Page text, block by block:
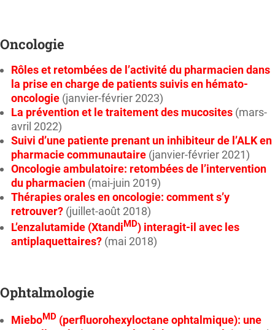
Oncologie
Rôles et retombées de l’activité du pharmacien dans
la prise en charge de patients suivis en hémato-
oncologie (janvier-février 2023)
La prévention et le traitement des mucosites (mars-
avril 2022)
Suivi d’une patiente prenant un inhibiteur de l’ALK en
pharmacie communautaire (janvier-février 2021)
Oncologie ambulatoire: retombées de l’intervention
du pharmacien (mai-juin 2019)
Thérapies orales en oncologie: comment s’y
retrouver? (juillet-août 2018)
L’enzalutamide (XtandiMD) interagit-il avec les
antiplaquettaires? (mai 2018)
Ophtalmologie
MieboMD (perfluorohexyloctane ophtalmique): une